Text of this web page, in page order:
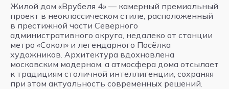
Жилой дом «Врубеля 4» — камерный премиальный
проект в неоклассическом стиле, расположенный
в престижной части Северного
административного округа, недалеко от станции
метро «Сокол» и легендарного Посёлка
художников. Архитектура вдохновлена
московским модерном, а атмосфера дома отсылает
к традициям столичной интеллигенции, сохраняя
при этом актуальность современных решений.